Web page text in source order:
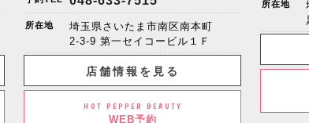
所在地
埼玉県さいたま市南区南本町
2-3-9 第一セイコービル１Ｆ
店舗情報を見る
HOT PEPPER BEAUTY
WEB予約
所在地